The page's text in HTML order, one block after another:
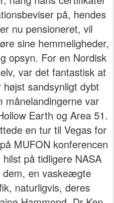
på, hendes
nu pensioneret, vil
sine hemmeligheder,
opsyn. For en Nordisk
var det fantastisk at
sandsynligt dybt
månelandingerne var
Earth og Area 51.
en tur til Vegas for
MUFON konferencen
på tidligere NASA
dem, en vaskeægte
naturligvis, deres